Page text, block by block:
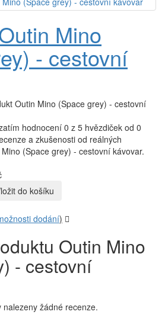
Mino
- cestovní
Outin Mino (Space grey) - cestovní
hodnocení 0 z 5 hvězdiček od 0
a zkušenosti od reálných
(Space grey) - cestovní kávovar.
do košíku
dodání)
Outin Mino
- cestovní
žádné recenze.